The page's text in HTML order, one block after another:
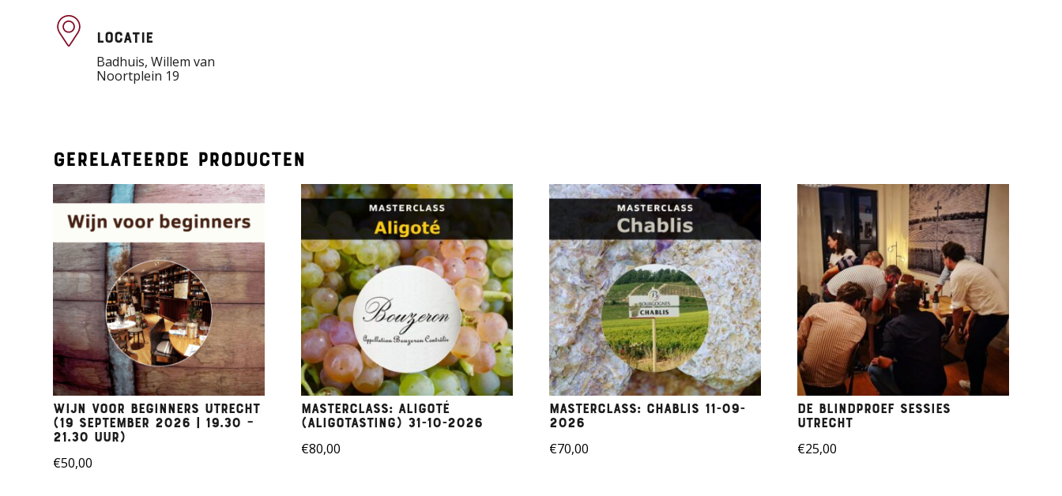
Locatie
Badhuis, Willem van
Noortplein 19
Gerelateerde producten
Wijn voor beginners Utrecht
(19 September 2026 | 19.30 –
21.30 uur)
€50,00
Masterclass: Aligoté
(aligotasting) 31-10-2026
€80,00
Masterclass: Chablis 11-09-
2026
€70,00
DE BLINDPROEF SESSIES
UTRECHT
€25,00